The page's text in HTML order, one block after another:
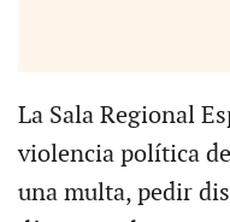
La Sala Regional
violencia política
una multa, pedir